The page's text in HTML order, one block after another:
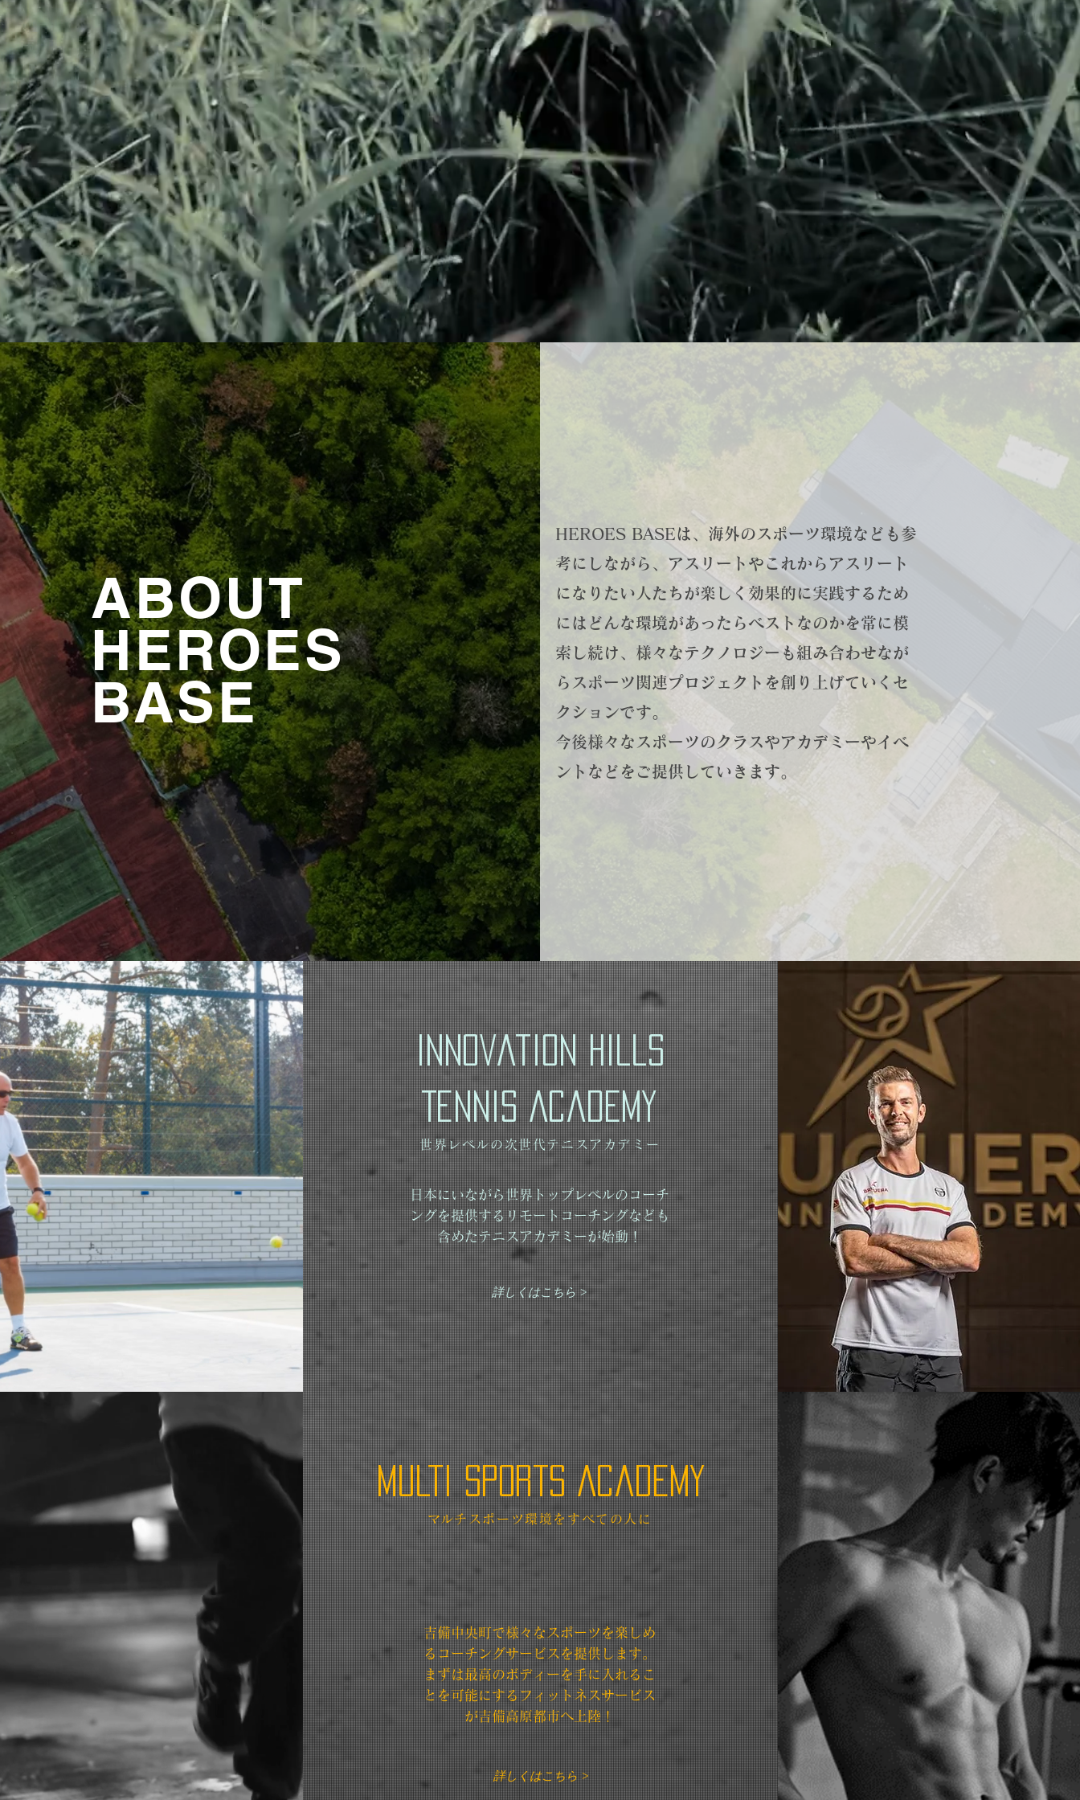
ABOUT
​HEROES
BASE
​HEROES BASEは、海外のスポーツ環境なども参
考にしながら、アスリートやこれからアスリート
になりたい人たちが楽しく効果的に実践するため
にはどんな環境があったらベストなのかを常に模
索し続け、様々なテクノロジーも組み合わせなが
らスポーツ関連プロジェクトを創り上げていくセ
クションです。
​今後様々なスポーツのクラスやアカデミーやイベ
ントなどをご提供していきます。
Innovation Hills
Tennis Academy
世界レベルの次世代テニスアカデミー
日本にいながら世界トップレベルのコーチ
ングを提供するリモートコーチングなども
含めたテニスアカデミーが始動！
詳しくはこちら >
MULTI Sports Academy
​マルチスポーツ環境をすべての人に
吉備中央町で​様々なスポーツを楽しめ
るコーチングサービスを提供します。
まずは最高のボディーを手に入れるこ
とを可能にするフィットネスサービス
が吉備高原都市へ上陸！
詳しくはこちら >